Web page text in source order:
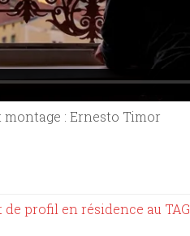
: Ernesto Timor
de profil en résidence au TAG